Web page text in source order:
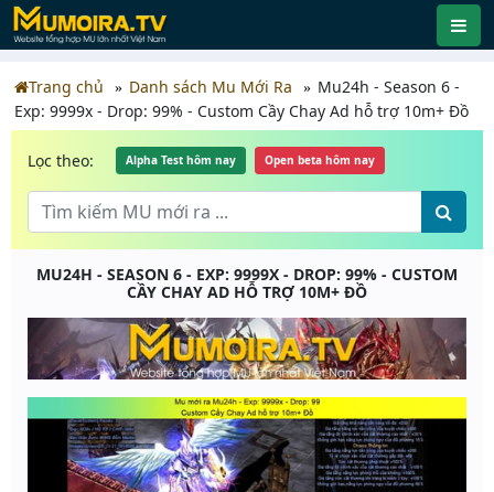
Trang chủ Danh sách Mu Mới Ra
Mu24h - Season 6 -
Exp: 9999x - Drop: 99% - Custom Cầy Chay Ad hỗ trợ 10m+ Đồ
Lọc theo: Alpha Test hôm nay Open beta hôm nay
MU24H - SEASON 6 - EXP: 9999X - DROP: 99% - CUSTOM
CẦY CHAY AD HỖ TRỢ 10M+ ĐỒ